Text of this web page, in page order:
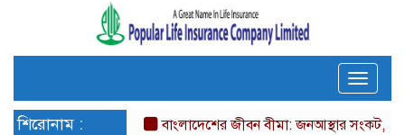
Toggle
শিরোনাম : বাংলাদেশের জীবন বীমা: জনআস্থার সংকট,